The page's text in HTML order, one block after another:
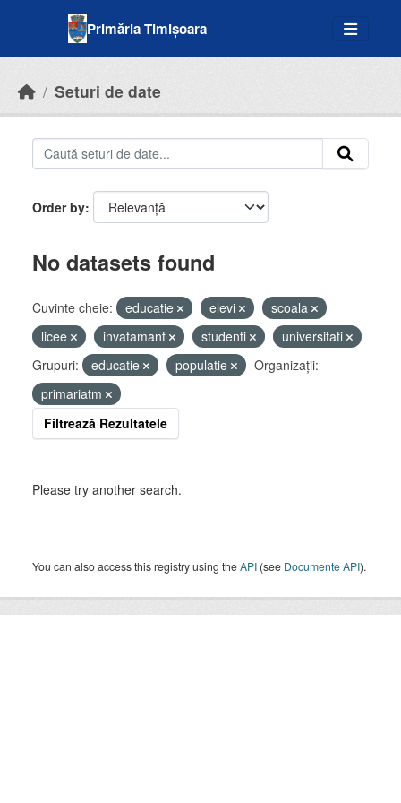
Primăria Timișoara
Seturi de date
Order by
No datasets found
Cuvinte cheie: educatie elevi
scoala
licee
invatamant studenti
universitati
Grupuri:
educatie populatie
Organizații:
primariatm
Filtrează Rezultatele
Please try another search.
You can also access this registry using theAPI (see Documente API).